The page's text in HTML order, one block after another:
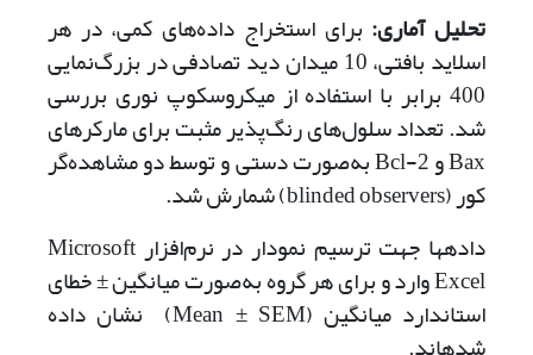
تحلیل آماری: برای استخراج داده‌های کمی، در هر
اسلاید بافتی، 10 میدان دید تصادفی در بزرگ‌نمایی
400 برابر با استفاده از میکروسکوپ نوری بررسی
شد. تعداد سلول‌های رنگ‌پذیر مثبت برای مارکرهای
Bax و Bcl-2 به‌صورت دستی و توسط دو مشاهده‌گر
کور (blinded observers) شمارش شد.
داده‎ها جهت ترسیم نمودار در نرم‌افزار Microsoft
Excel وارد و برای هر گروه به‌صورت میانگین ± خطای
استاندارد میانگین (Mean ± SEM) نشان داده